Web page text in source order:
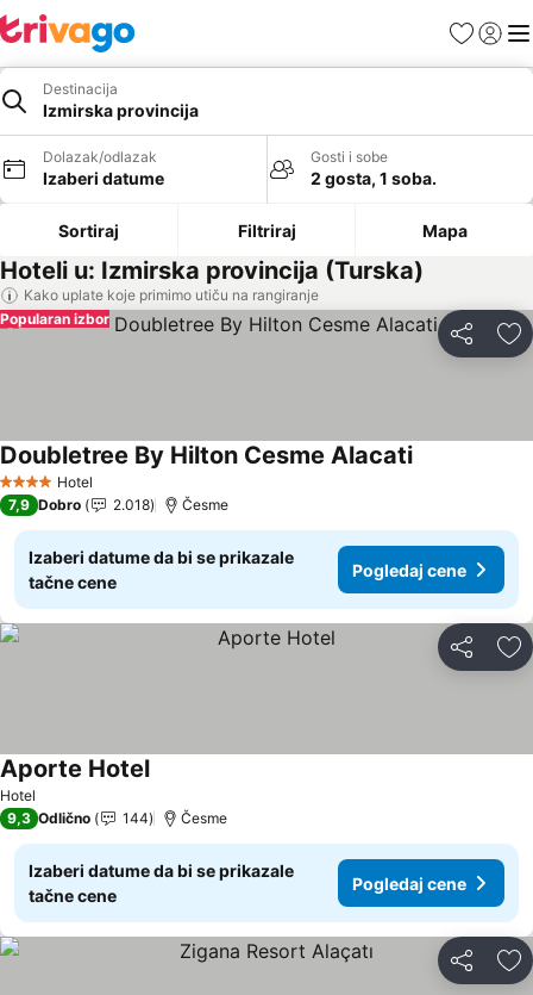
FavoritiPrijavi
Destinacija
Izmirska provincija
Dolazak/odlazak
Izaberi datume
Gosti i sobe
2 gosta, 1 soba.
Sortiraj Filtriraj Mapa
Hoteli u: Izmirska provincija (Turska)
Kako uplate koje primimo utiču na rangiranje
Deli
Popularan izbor
4 ZvezdiceHotel
Doubletree By Hilton Cesme Alacati
7,9 Dobro 2.018 Česme
Izaberi datume da bi se prikazale
tačne cene
Pogledaj cene
Deli
Hotel
Aporte Hotel
9,3 Odlično 144 Česme
Izaberi datume da bi se prikazale
tačne cene
Pogledaj cene
Deli